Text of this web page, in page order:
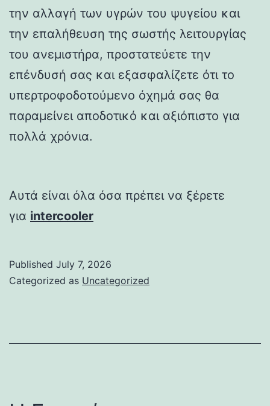
την αλλαγή των υγρών του ψυγείου και
την επαλήθευση της σωστής λειτουργίας
του ανεμιστήρα, προστατεύετε την
επένδυσή σας και εξασφαλίζετε ότι το
υπερτροφοδοτούμενο όχημά σας θα
παραμείνει αποδοτικό και αξιόπιστο για
πολλά χρόνια.
Αυτά είναι όλα όσα πρέπει να ξέρετε
για intercooler
Published July 7, 2026
Categorized as Uncategorized